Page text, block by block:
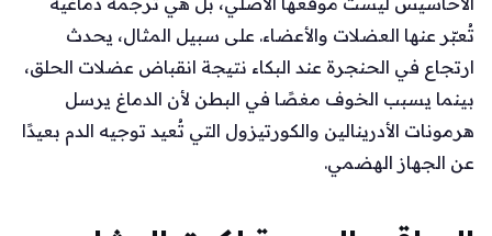
تُعبّر عنها العضلات والأعضاء. على سبيل المثال، يحدث
ارتجاع في الحنجرة عند البكاء نتيجة انقباض عضلات الحلق،
بينما يسبب الخوف مغصًا في البطن لأن الدماغ يرسل
هرمونات الأدرينالين والكورتيزول التي تُعيد توجيه الدم بعيدًا
عن الجهاز الهضمي.